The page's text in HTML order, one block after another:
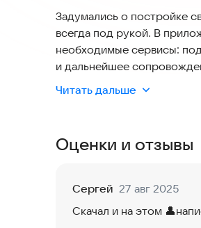
Задумались о постройке
всегда под рукой. В
необходимые сервисы:
и дальнейшее
контракты со всеми
регионах России в виде
Читать дальше
Оценки и отзывы
Сергей 27 авг 2025
Скачал и на этом